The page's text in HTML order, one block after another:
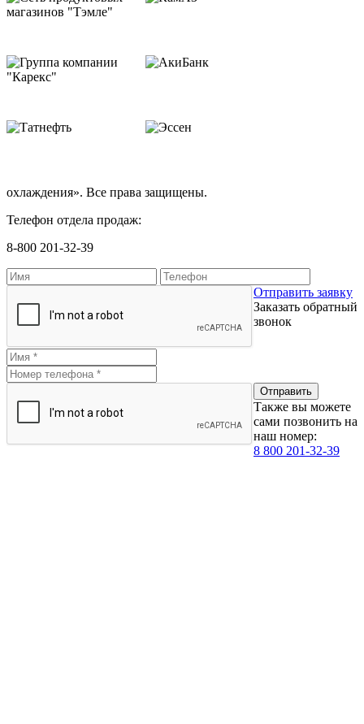
охлаждения». Все права защищены.
Телефон отдела продаж:
8-800 201-32-39
Отправить заявку
Заказать обратный
звонок
Также вы можете
сами позвонить на
наш номер:
8 800 201-32-39